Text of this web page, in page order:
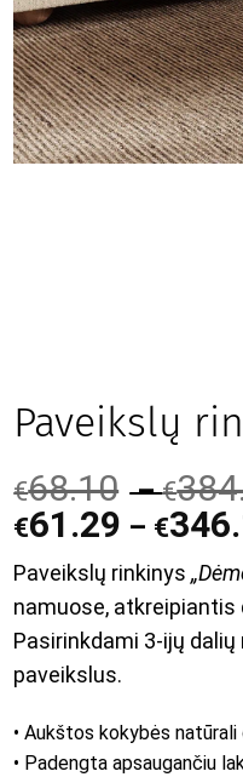
Paveikslų
€68.10 –€
€61.29 – €
Paveikslų rinkinys
namuose,
Pasirinkdami 3-ijų
paveikslus.
• Aukštos kokybės natūrali
• Padengta apsaugančiu